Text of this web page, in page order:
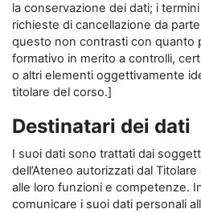
la conservazione dei dati; i
richieste di cancellazione da
questo non contrasti con quanto
formativo in merito a controlli,
o altri elementi oggettivamente
titolare del corso.]
Destinatari dei dati
I suoi dati sono trattati dai
dell’Ateneo autorizzati dal
alle loro funzioni e competenze.
comunicare i suoi dati personali